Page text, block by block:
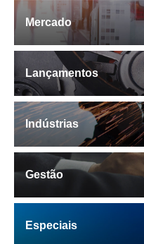
Mercado
Lançamentos
Indústrias
Gestão
Especiais